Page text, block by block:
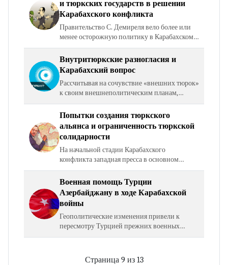
и тюркских государств в решении
Карабахского конфликта
Правительство С. Демиреля вело более или
менее осторожную политику в Карабахском
вопросе, стараясь в основном выступать в
роли миротворца‑посредника и посредством
этого статуса…
Внутритюркские разногласия и
Карабахский вопрос
Рассчитывая на сочувствие «внешних тюрок»
к своим внешнеполитическим планам,
Турция все же вынуждена была
констатировать, что отношения между
бывшими «советскими тюрками» были…
Попытки создания тюркского
альянса и ограниченность тюркской
солидарности
На начальной стадии Карабахского
конфликта западная пресса в основном
представляла его как конфликт между
христианами‑армянами и
мусульманами‑азербайджанцами, в то время
как…
Военная помощь Турции
Азербайджану в ходе Карабахской
войны
Геополитические изменения привели к
пересмотру Турцией прежних военных
доктрин и их приспособлению к новым,
регионах бывшего СССР и на Балканах.…
Страница 9 из 13